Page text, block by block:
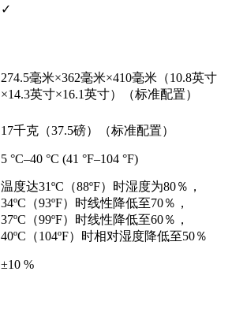
✓
274.5毫米×362毫米×410毫米（10.8英寸
×14.3英寸×16.1英寸）（标准配置）
17千克（37.5磅）（标准配置）
5 °C–40 °C (41 °F–104 °F)
温度达31ºC（88ºF）时湿度为80％，
34ºC（93ºF）时线性降低至70％，
37ºC（99ºF）时线性降低至60％，
40ºC（104ºF）时相对湿度降低至50％
±10 %